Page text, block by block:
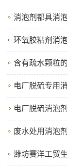
消泡剂都具消
环氧胶粘剂消
含有疏水颗粒
电厂脱硫专用
电厂脱硫消泡
废水处用消泡
潍坊赛洋工贸